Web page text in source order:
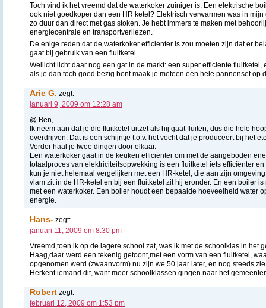
Toch vind ik het vreemd dat de waterkoker zuiniger is. Een elektrische
ook niet goedkoper dan een HR ketel? Elektrisch verwarmen was in
zo duur dan direct met gas stoken. Je hebt immers te maken met
energiecentrale en transportverliezen.
De enige reden dat de waterkoker efficienter is zou moeten zijn dat er
gaat bij gebruik van een fluitketel.
Wellicht licht daar nog een gat in de markt: een super efficiente fluitketel,
als je dan toch goed bezig bent maak je meteen een hele pannenset op
Arie G. zegt:
januari 9, 2009 om 12:28 am
@ Ben,
Ik neem aan dat je die fluitketel uitzet als hij gaat fluiten, dus die hele
overdrijven. Dat is een schijntje t.o.v. het vocht dat je produceert bij het
Verder haal je twee dingen door elkaar.
Een waterkoker gaat in de keuken efficiënter om met de aangeboden
totaalproces van elektriciteitsopwekking is een fluitketel iets efficiënter
kun je niet helemaal vergelijken met een HR-ketel, die aan zijn
vlam zit in de HR-ketel en bij een fluitketel zit hij eronder. En een boiler
met een waterkoker. Een boiler houdt een bepaalde hoeveelheid water
energie.
Hans- zegt:
januari 11, 2009 om 8:30 pm
Vreemd,toen ik op de lagere school zat, was ik met de schoolklas in het
Haag,daar werd een tekenig getoont,met een vorm van een fluitketel,
opgenomen werd.(zwaanvorm) nu zijn we 50 jaar later, en nog steeds
Herkent iemand dit, want meer schoolklassen gingen naar het
Robert zegt:
februari 12, 2009 om 1:53 pm